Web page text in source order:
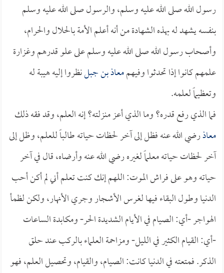
رسول الله صلى الله عليه وسلم، والرسول صلى الله عليه وسلم
بنفسه يشهد له بهذه الشهادة من أنه أعلم الأمة بالحلال والحرام،
وأصحاب رسول الله صلى الله عليه وسلم على علو قدرهم وغزارة
علمهم كانوا إذا تحدثوا وفيهممعاذ بن جبلنظروا إليه هيبة له
وتعظيماً لعلمه.
فما الذي رفع قدره؟ وما الذي أعز منزلته؟ إنه العلم، وقد فقه ذلك
معاذرضي الله عنه فظل إلى آخر لحظات حياته طالباً للعلم، وظل إلى
آخر لحظات حياته معلماً لغيره رضي الله عنه وأرضاه، قال في آخر
حياته وهو على فراش الموت: اللهم إنك كنت تعلم أني لم أكن أحب
الدنيا وطول البقاء فيها لغرس الأشجار وجري الأنهار، ولكن لظمأ
الهواجر -أي: الصيام في الأيام الشديدة الحر- ومكابدة الساعات
-أي: القيام الكثير في الليل- ومزاحمة العلماء بالركب عند حلق
الذكر. فمتعته في الدنيا كانت: الصيام، والقيام، وتحصيل العلم، فهو